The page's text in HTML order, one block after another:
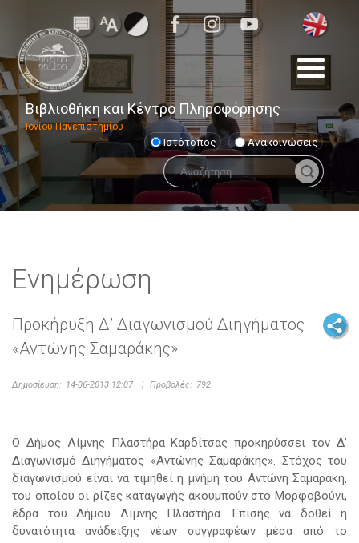
Βιβλιοθήκη και Κέντρο Πληροφόρησης
Ιονίου Πανεπιστημίου
Ιστότοπος Ανακοινώσεις
Ενημέρωση
Προκήρυξη Δ’ Διαγωνισμού Διηγήματος
«Αντώνης Σαμαράκης»
Δημοσίευση: 14-06-2013 12:07 | Προβολές: 792
Ο Δήμος Λίμνης Πλαστήρα Καρδίτσας προκηρύσσει τον Δ’
Διαγωνισμό Διηγήματος «Αντώνης Σαμαράκης». Στόχος του
διαγωνισμού είναι να τιμηθεί η μνήμη του Αντώνη Σαμαράκη,
του οποίου οι ρίζες καταγωγής ακουμπούν στο Μορφοβούνι,
έδρα του Δήμου Λίμνης Πλαστήρα. Επίσης να δοθεί η
δυνατότητα ανάδειξης νέων συγγραφέων μέσα από το